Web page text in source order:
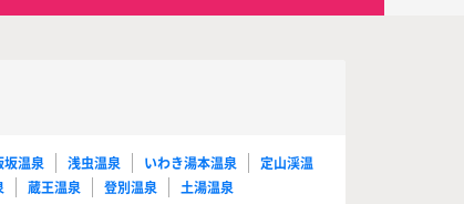
坂温泉 浅虫温泉 いわき湯本温泉
定山渓温
蔵王温泉 登別温泉 土湯温泉